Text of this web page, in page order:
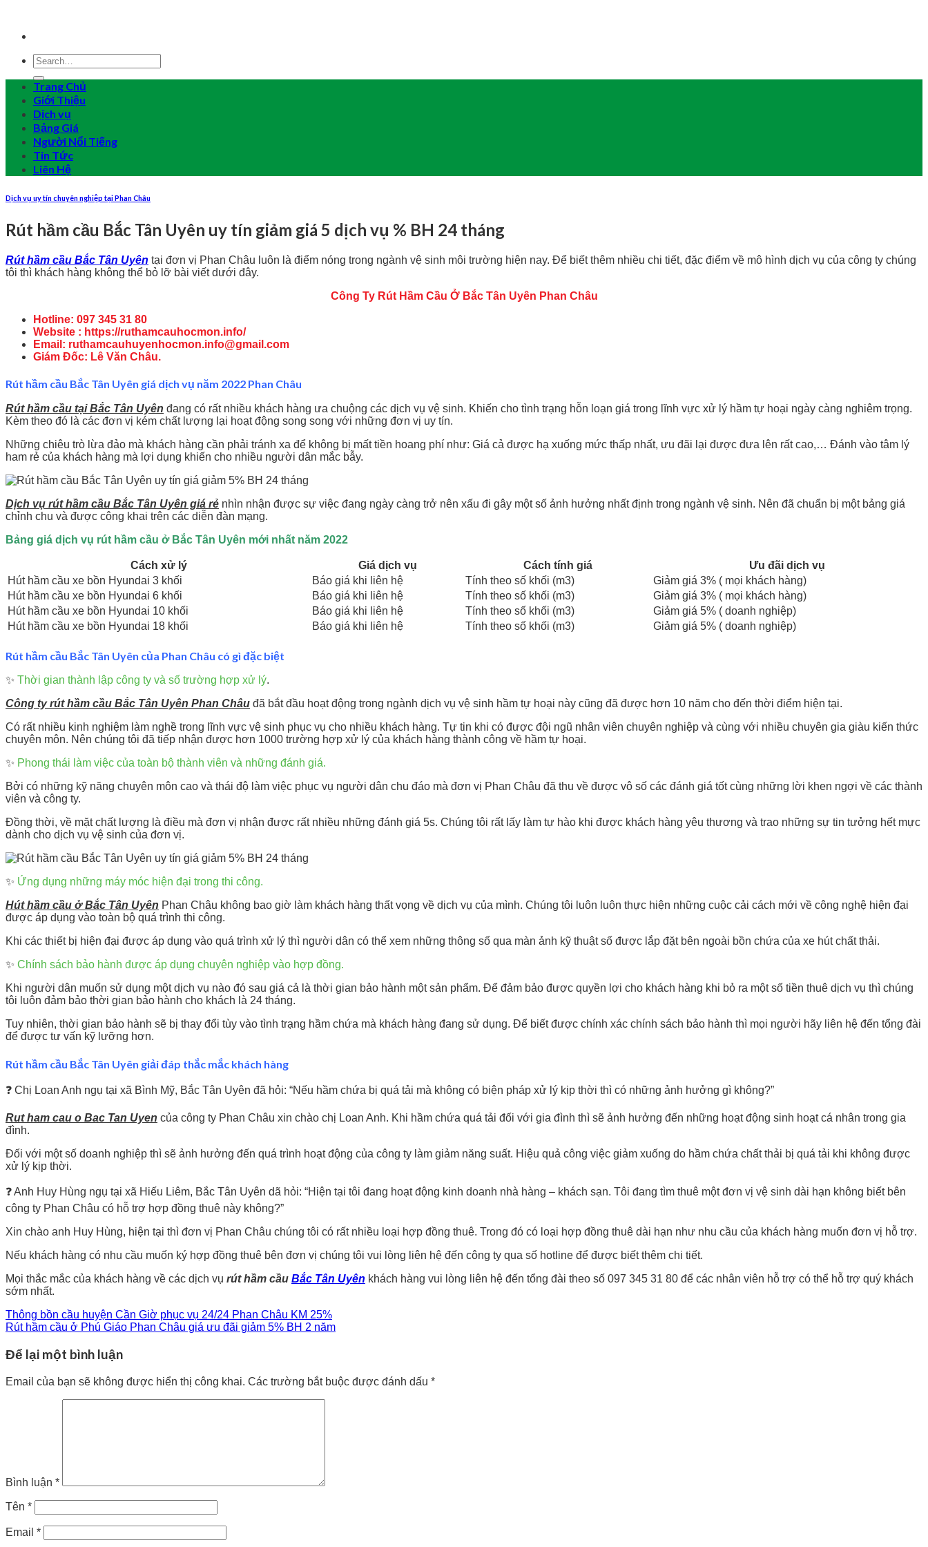
content
Trang Chủ
Giới Thiệu
Dịch vụ
Bảng Giá
Người Nổi Tiếng
Tin Tức
Liên Hệ
Dịch vụ uy tín chuyên nghiệp tại Phan Châu
Rút hầm cầu Bắc Tân Uyên uy tín giảm giá 5 dịch vụ % BH 24 tháng
Rút hầm cầu Bắc Tân Uyên tại đơn vị Phan Châu luôn là điểm nóng trong ngành vệ sinh môi trường hiện nay. Để biết thêm nhiều chi tiết, đặc điểm về mô hình dịch vụ của công ty chúng
tôi thì khách hàng không thể bỏ lỡ bài viết dưới đây.
Công Ty Rút Hầm Cầu Ở Bắc Tân Uyên Phan Châu
Hotline: 097 345 31 80
Website : https://ruthamcauhocmon.info/
Email: ruthamcauhuyenhocmon.info@gmail.com
Giám Đốc: Lê Văn Châu.
Rút hầm cầu Bắc Tân Uyên giá dịch vụ năm 2022 Phan Châu
Rút hầm cầu tại Bắc Tân Uyên đang có rất nhiều khách hàng ưa chuộng các dịch vụ vệ sinh. Khiến cho tình trạng hỗn loạn giá trong lĩnh vực xử lý hầm tự hoại ngày càng nghiêm trọng.
Kèm theo đó là các đơn vị kém chất lượng lại hoạt động song song với những đơn vị uy tín.
Những chiêu trò lừa đảo mà khách hàng cần phải tránh xa để không bị mất tiền hoang phí như: Giá cả được hạ xuống mức thấp nhất, ưu đãi lại được đưa lên rất cao,… Đánh vào tâm lý
ham rẻ của khách hàng mà lợi dụng khiến cho nhiều người dân mắc bẫy.
Dịch vụ rút hầm cầu Bắc Tân Uyên giá rẻ nhìn nhận được sự việc đang ngày càng trở nên xấu đi gây một số ảnh hưởng nhất định trong ngành vệ sinh. Nên đã chuẩn bị một bảng giá
chỉnh chu và được công khai trên các diễn đàn mạng.
Bảng giá dịch vụ rút hầm cầu ở Bắc Tân Uyên mới nhất năm 2022
Cách xử lý Giá dịch vụ Cách tính giá
Ưu đãi dịch vụ
Hút hầm cầu xe bồn Hyundai 3 khối
Báo giá khi liên hệ Tính theo số khối (m3)
Giảm giá 3% ( mọi khách hàng)
Hút hầm cầu xe bồn Hyundai 6 khối
Báo giá khi liên hệ Tính theo số khối (m3)
Giảm giá 3% ( mọi khách hàng)
Hút hầm cầu xe bồn Hyundai 10 khối
Báo giá khi liên hệ Tính theo số khối (m3)
Giảm giá 5% ( doanh nghiệp)
Hút hầm cầu xe bồn Hyundai 18 khối
Báo giá khi liên hệ Tính theo số khối (m3) Giảm giá 5% ( doanh nghiệp)
Rút hầm cầu Bắc Tân Uyên của Phan Châu có gì đặc biệt
✨ Thời gian thành lập công ty và số trường hợp xử lý.
Công ty rút hầm cầu Bắc Tân Uyên Phan Châu đã bắt đầu hoạt động trong ngành dịch vụ vệ sinh hầm tự hoại này cũng đã được hơn 10 năm cho đến thời điểm hiện tại.
Có rất nhiều kinh nghiệm làm nghề trong lĩnh vực vệ sinh phục vụ cho nhiều khách hàng. Tự tin khi có được đội ngũ nhân viên chuyên nghiệp và cùng với nhiều chuyên gia giàu kiến thức
chuyên môn. Nên chúng tôi đã tiếp nhận được hơn 1000 trường hợp xử lý của khách hàng thành công về hầm tự hoại.
✨ Phong thái làm việc của toàn bộ thành viên và những đánh giá.
Bởi có những kỹ năng chuyên môn cao và thái độ làm việc phục vụ người dân chu đáo mà đơn vị Phan Châu đã thu về được vô số các đánh giá tốt cùng những lời khen ngợi về các thành
viên và công ty.
Đồng thời, về mặt chất lượng là điều mà đơn vị nhận được rất nhiều những đánh giá 5s. Chúng tôi rất lấy làm tự hào khi được khách hàng yêu thương và trao những sự tin tưởng hết mực
dành cho dịch vụ vệ sinh của đơn vị.
✨ Ứng dụng những máy móc hiện đại trong thi công.
Hút hầm cầu ở Bắc Tân Uyên Phan Châu không bao giờ làm khách hàng thất vọng về dịch vụ của mình. Chúng tôi luôn luôn thực hiện những cuộc cải cách mới về công nghệ hiện đại
được áp dụng vào toàn bộ quá trình thi công.
Khi các thiết bị hiện đại được áp dụng vào quá trình xử lý thì người dân có thể xem những thông số qua màn ảnh kỹ thuật số được lắp đặt bên ngoài bồn chứa của xe hút chất thải.
✨ Chính sách bảo hành được áp dụng chuyên nghiệp vào hợp đồng.
Khi người dân muốn sử dụng một dịch vụ nào đó sau giá cả là thời gian bảo hành một sản phẩm. Để đảm bảo được quyền lợi cho khách hàng khi bỏ ra một số tiền thuê dịch vụ thì chúng
tôi luôn đảm bảo thời gian bảo hành cho khách là 24 tháng.
Tuy nhiên, thời gian bảo hành sẽ bị thay đổi tùy vào tình trạng hầm chứa mà khách hàng đang sử dụng. Để biết được chính xác chính sách bảo hành thì mọi người hãy liên hệ đến tổng đài
để được tư vấn kỹ lưỡng hơn.
Rút hầm cầu Bắc Tân Uyên giải đáp thắc mắc khách hàng
❓ Chị Loan Anh ngụ tại xã Bình Mỹ, Bắc Tân Uyên đã hỏi: “Nếu hầm chứa bị quá tải mà không có biện pháp xử lý kịp thời thì có những ảnh hưởng gì không?”
Rut ham cau o Bac Tan Uyen của công ty Phan Châu xin chào chị Loan Anh. Khi hầm chứa quá tải đối với gia đình thì sẽ ảnh hưởng đến những hoạt động sinh hoạt cá nhân trong gia
đình.
Đối với một số doanh nghiệp thì sẽ ảnh hưởng đến quá trình hoạt động của công ty làm giảm năng suất. Hiệu quả công việc giảm xuống do hầm chứa chất thải bị quá tải khi không được
xử lý kịp thời.
❓ Anh Huy Hùng ngụ tại xã Hiếu Liêm, Bắc Tân Uyên dã hỏi: “Hiện tại tôi đang hoạt động kinh doanh nhà hàng – khách sạn. Tôi đang tìm thuê một đơn vị vệ sinh dài hạn không biết bên
công ty Phan Châu có hỗ trợ hợp đồng thuê này không?”
Xin chào anh Huy Hùng, hiện tại thì đơn vị Phan Châu chúng tôi có rất nhiều loại hợp đồng thuê. Trong đó có loại hợp đồng thuê dài hạn như nhu cầu của khách hàng muốn đơn vị hỗ trợ.
Nếu khách hàng có nhu cầu muốn ký hợp đồng thuê bên đơn vị chúng tôi vui lòng liên hệ đến công ty qua số hotline để được biết thêm chi tiết.
Mọi thắc mắc của khách hàng về các dịch vụ rút hầm cầu Bắc Tân Uyên khách hàng vui lòng liên hệ đến tổng đài theo số 097 345 31 80 để các nhân viên hỗ trợ có thể hỗ trợ quý khách
sớm nhất.
Thông bồn cầu huyện Cần Giờ phục vụ 24/24 Phan Châu KM 25%
Rút hầm cầu ở Phú Giáo Phan Châu giá ưu đãi giảm 5% BH 2 năm
Để lại một bình luận
Email của bạn sẽ không được hiển thị công khai. Các trường bắt buộc được đánh dấu *
Bình luận *
Tên *
Email *